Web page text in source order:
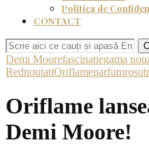
Politica de
CONTACT
Demi Moorefascinatiegama
RednoutatiOriflameparfumrosu
Oriflame
Demi Moore!